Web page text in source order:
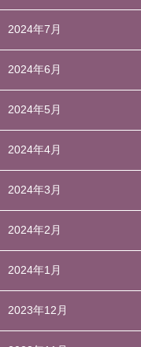
2024年7月
2024年6月
2024年5月
2024年4月
2024年3月
2024年2月
2024年1月
2023年12月